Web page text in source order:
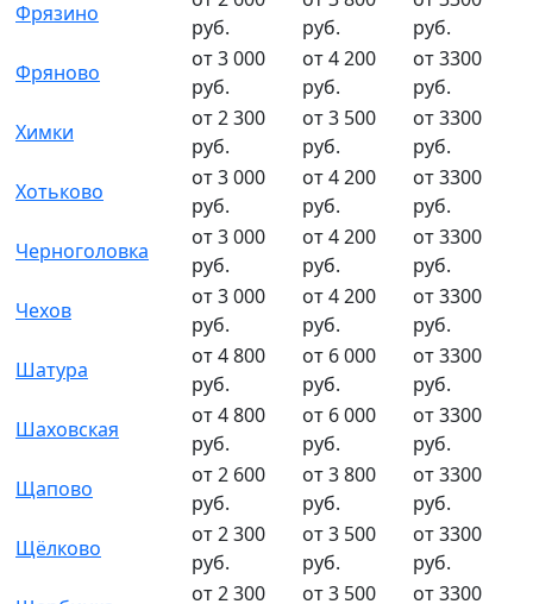
Фрязино
руб.
руб.
руб.
Фряново
от 3 000
руб.
от 4 200
руб.
от 3300
руб.
Химки
от 2 300
руб.
от 3 500
руб.
от 3300
руб.
Хотьково
от 3 000
руб.
от 4 200
руб.
от 3300
руб.
Черноголовка
от 3 000
руб.
от 4 200
руб.
от 3300
руб.
Чехов
от 3 000
руб.
от 4 200
руб.
от 3300
руб.
Шатура
от 4 800
руб.
от 6 000
руб.
от 3300
руб.
Шаховская
от 4 800
руб.
от 6 000
руб.
от 3300
руб.
Щапово
от 2 600
руб.
от 3 800
руб.
от 3300
руб.
Щёлково
от 2 300
руб.
от 3 500
руб.
от 3300
руб.
от 2 300
от 3 500
от 3300